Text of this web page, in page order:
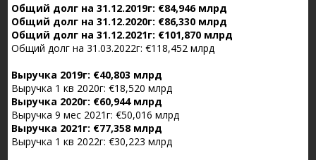
Общий долг на 31.12.2019г: €84,946 млрд
Общий долг на 31.12.2020г: €86,330 млрд
Общий долг на 31.12.2021г: €101,870 млрд
Общий долг на 31.03.2022г: €118,452 млрд
Выручка 2019г: €40,803 млрд
Выручка 1 кв 2020г: €18,520 млрд
Выручка 2020г: €60,944 млрд
Выручка 9 мес 2021г: €50,016 млрд
Выручка 2021г: €77,358 млрд
Выручка 1 кв 2022г: €30,223 млрд